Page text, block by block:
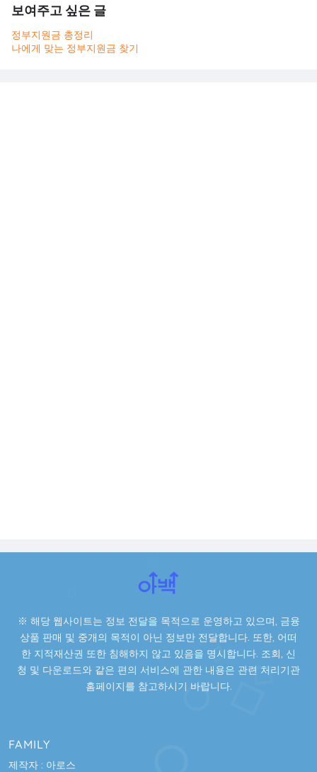
보여주고 싶은 글
정부지원금 총정리
나에게 맞는 정부지원금 찾기
※ 해당 웹사이트는 정보 전달을 목적으로 운영하고 있으며, 금융
상품 판매 및 중개의 목적이 아닌 정보만 전달합니다. 또한, 어떠
한 지적재산권 또한 침해하지 않고 있음을 명시합니다. 조회, 신
청 및 다운로드와 같은 편의 서비스에 관한 내용은 관련 처리기관
홈페이지를 참고하시기 바랍니다.
FAMILY
제작자 : 아로스